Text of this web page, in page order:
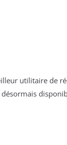
utilitaire de